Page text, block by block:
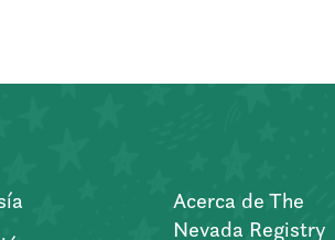
Acerca de The
Nevada Registry